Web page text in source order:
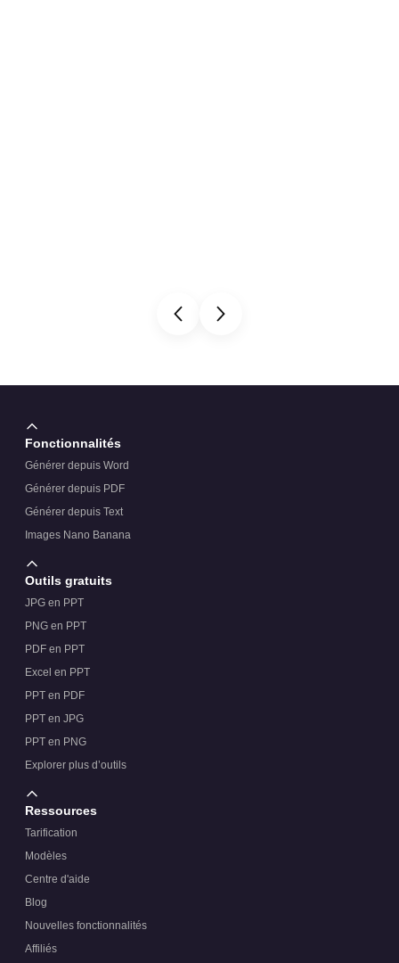
Fonctionnalités
Générer depuis Word
Générer depuis PDF
Générer depuis Text
Images Nano Banana
Outils gratuits
JPG en PPT
PNG en PPT
PDF en PPT
Excel en PPT
PPT en PDF
PPT en JPG
PPT en PNG
Explorer plus d’outils
Ressources
Tarification
Modèles
Centre d'aide
Blog
Nouvelles fonctionnalités
Affiliés